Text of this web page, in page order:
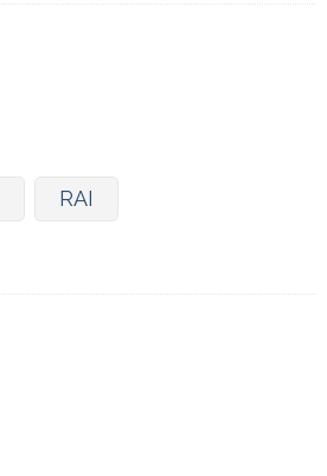
RAI